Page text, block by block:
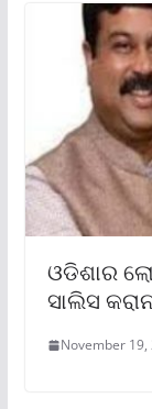
ଓଡିଶାର
ସାଲିସ
November 19,